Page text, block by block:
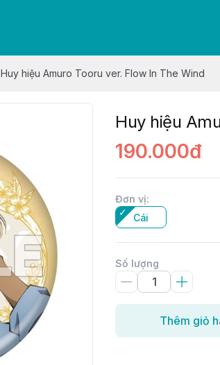
Huy hiệu Amuro Tooru ver. Flow In The Wind
Huy hiệu
190.000đ
Đơn vị:
Cái
Số lượng
Thêm giỏ